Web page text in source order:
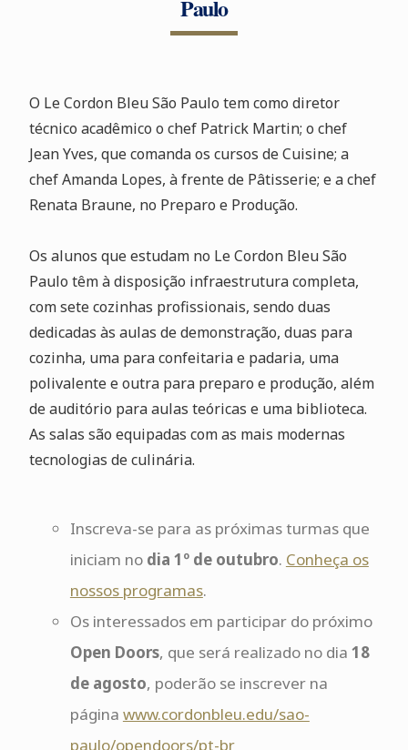
Paulo
O Le Cordon Bleu São Paulo tem como diretor
técnico acadêmico o chef Patrick Martin; o chef
Jean Yves, que comanda os cursos de Cuisine; a
chef Amanda Lopes, à frente de Pâtisserie; e a chef
Renata Braune, no Preparo e Produção.
Os alunos que estudam no Le Cordon Bleu São
Paulo têm à disposição infraestrutura completa,
com sete cozinhas profissionais, sendo duas
dedicadas às aulas de demonstração, duas para
cozinha, uma para confeitaria e padaria, uma
polivalente e outra para preparo e produção, além
de auditório para aulas teóricas e uma biblioteca.
As salas são equipadas com as mais modernas
tecnologias de culinária.
Inscreva-se para as próximas turmas que
iniciam no dia 1º de outubro. Conheça os
nossos programas.
Os interessados em participar do próximo
Open Doors, que será realizado no dia 18
de agosto, poderão se inscrever na
página www.cordonbleu.edu/sao-
paulo/opendoors/pt-br